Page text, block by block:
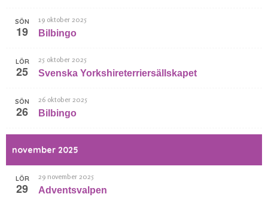
SÖN
19 Bilbingo
19 oktober 2025
LÖR
25 Svenska Yorkshireterriersällskapet
25 oktober 2025
SÖN
26 Bilbingo
26 oktober 2025
november 2025
LÖR
29 Adventsvalpen
29 november 2025